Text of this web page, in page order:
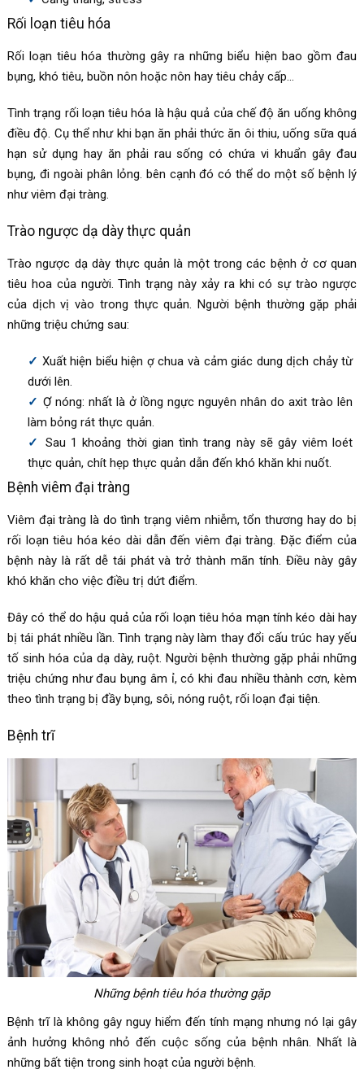
Rối loạn tiêu hóa
Rối loạn tiêu hóa thường gây ra những biểu hiện bao gồm đau
bụng, khó tiêu, buồn nôn hoặc nôn hay tiêu chảy cấp…
Tình trạng rối loạn tiêu hóa là hậu quả của chế độ ăn uống không
điều độ. Cụ thể như khi bạn ăn phải thức ăn ôi thiu, uống sữa quá
hạn sử dụng hay ăn phải rau sống có chứa vi khuẩn gây đau
bụng, đi ngoài phân lỏng. bên cạnh đó có thể do một số bệnh lý
như viêm đại tràng.
Trào ngược dạ dày thực quản
Trào ngược dạ dày thực quản là một trong các bệnh ở cơ quan
tiêu hoa của người. Tình trạng này xảy ra khi có sự trào ngược
của dịch vị vào trong thực quản. Người bệnh thường gặp phải
những triệu chứng sau:
Xuất hiện biểu hiện ợ chua và cảm giác dung dịch chảy từ
dưới lên.
Ợ nóng: nhất là ở lồng ngực nguyên nhân do axit trào lên
làm bỏng rát thực quản.
Sau 1 khoảng thời gian tình trang này sẽ gây viêm loét
thực quản, chít hẹp thực quản dẫn đến khó khăn khi nuốt.
Bệnh viêm đại tràng
Viêm đại tràng là do tình trạng viêm nhiễm, tổn thương hay do bị
rối loạn tiêu hóa kéo dài dẫn đến viêm đại tràng. Đặc điểm của
bệnh này là rất dễ tái phát và trở thành mãn tính. Điều này gây
khó khăn cho việc điều trị dứt điểm.
Đây có thể do hậu quả của rối loạn tiêu hóa mạn tính kéo dài hay
bị tái phát nhiều lần. Tình trạng này làm thay đổi cấu trúc hay yếu
tố sinh hóa của dạ dày, ruột. Người bệnh thường gặp phải những
triệu chứng như đau bụng âm ỉ, có khi đau nhiều thành cơn, kèm
theo tình trạng bị đầy bụng, sôi, nóng ruột, rối loạn đại tiện.
Bệnh trĩ
Những bệnh tiêu hóa thường gặp
Bệnh trĩ là không gây nguy hiểm đến tính mạng nhưng nó lại gây
ảnh hưởng không nhỏ đến cuộc sống của bệnh nhân. Nhất là
những bất tiện trong sinh hoạt của người bệnh.